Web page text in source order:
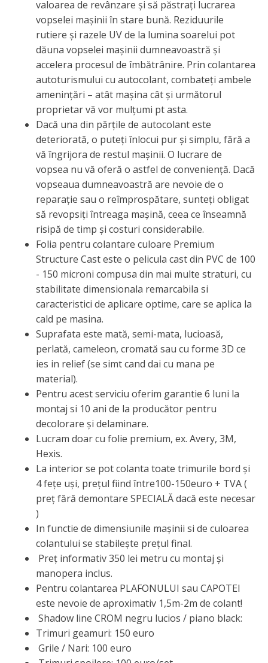
valoarea de revânzare și să păstrați lucrarea
vopselei mașinii în stare bună. Reziduurile
rutiere și razele UV de la lumina soarelui pot
dăuna vopselei mașinii dumneavoastră și
accelera procesul de îmbătrânire. Prin colantarea
autoturismului cu autocolant, combateți ambele
amenințări – atât mașina cât și următorul
proprietar vă vor mulțumi pt asta.
Dacă una din părțile de autocolant este
deteriorată, o puteți înlocui pur și simplu, fără a
vă îngrijora de restul mașinii. O lucrare de
vopsea nu vă oferă o astfel de conveniență. Dacă
vopseaua dumneavoastră are nevoie de o
reparație sau o reîmprospătare, sunteți obligat
să revopsiți întreaga mașină, ceea ce înseamnă
risipă de timp și costuri considerabile.
Folia pentru colantare culoare Premium
Structure Cast este o pelicula cast din PVC de 100
- 150 microni compusa din mai multe straturi, cu
stabilitate dimensionala remarcabila si
caracteristici de aplicare optime, care se aplica la
cald pe masina.
Suprafata este mată, semi-mata, lucioasă,
perlată, cameleon, cromată sau cu forme 3D ce
ies in relief (se simt cand dai cu mana pe
material).
Pentru acest serviciu oferim garantie 6 luni la
montaj si 10 ani de la producător pentru
decolorare și delaminare.
Lucram doar cu folie premium, ex. Avery, 3M,
Hexis.
La interior se pot colanta toate trimurile bord și
4 fețe uși, prețul fiind între100-150euro + TVA (
preț fără demontare SPECIALĂ dacă este necesar
)
In functie de dimensiunile mașinii si de culoarea
colantului se stabilește prețul final.
Preț informativ 350 lei metru cu montaj și
manopera inclus.
Pentru colantarea PLAFONULUI sau CAPOTEI
este nevoie de aproximativ 1,5m-2m de colant!
Shadow line CROM negru lucios / piano black:
Trimuri geamuri: 150 euro
Grile / Nari: 100 euro